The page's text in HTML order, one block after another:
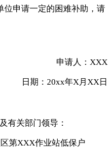
位申请一定的困难补助，请
申请人：XXX
日期：20xx年X月XX日
有关部门领导：
第XXX作业站低保户